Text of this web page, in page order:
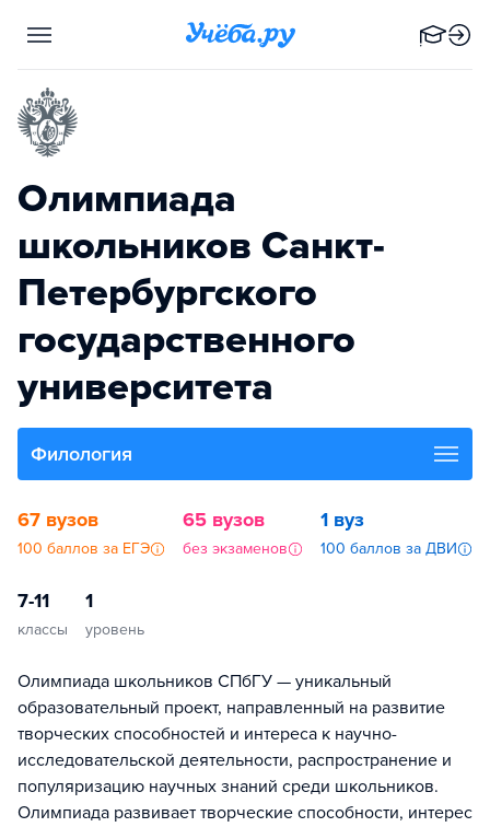
Олимпиада
школьников Санкт-
Петербургского
государственного
университета
Филология
67 вузов
100 баллов за ЕГЭ
65 вузов
без экзаменов
1 вуз
100 баллов за ДВИ
7-11
классы
1
уровень
Олимпиада школьников СПбГУ — уникальный
образовательный проект, направленный на развитие
творческих способностей и интереса к научно-
исследовательской деятельности, распространение и
популяризацию научных знаний среди школьников.
Олимпиада развивает творческие способности, интерес